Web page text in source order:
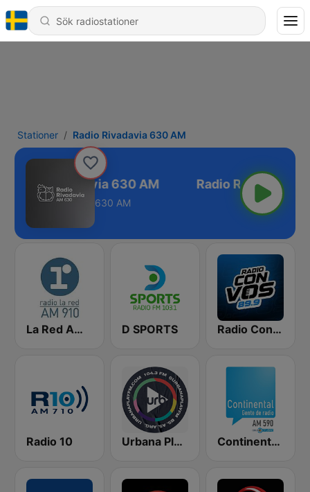
Stationer Radio Rivadavia 630 AM
Radio Rivadavia 630 AM
630 AM
La Red AM 910 D SPORTS Radio Con Vos 89.9
Radio 10 Urbana Play 104.3 FM Continental 590 AM